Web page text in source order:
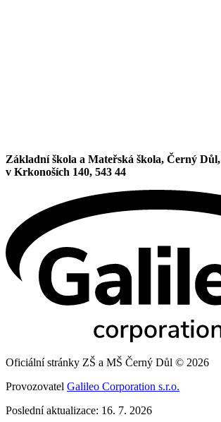
Základní škola a Mateřská škola, Černý
v Krkonoších 140, 543 44
Oficiální stránky ZŠ a MŠ Černý Důl © 2026
Provozovatel Galileo Corporation s.r.o.
Poslední aktualizace: 16. 7. 2026